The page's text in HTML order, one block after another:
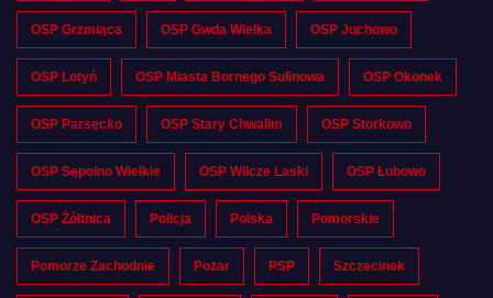
OSP Grzmiąca OSP Gwda Wielka OSP Juchowo
OSP Lotyń OSP Miasta Bornego Sulinowa OSP Okonek
OSP Parsęcko OSP Stary Chwalim OSP Storkowo
OSP Sępolno Wielkie OSP Wilcze Laski OSP Łubowo
OSP Żółtnica Policja Polska Pomorskie
Pomorze Zachodnie Pożar PSP Szczecinek